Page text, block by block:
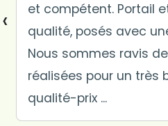
suite à travaux de
chez eux. Travail très
(portail et claustras) ,
conseil, très pro. Je
vivement...
‹